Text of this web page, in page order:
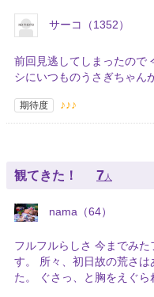
サーコ（1352）
前回見逃してしまったので
シにいつものうさぎちゃん
期待度 ♪♪♪
観てきた！ 7 人
nama（64）
フルフルらしさ 今までみ
す。 所々、初日故の荒さ
た。 ぐさっ、と胸をえぐら